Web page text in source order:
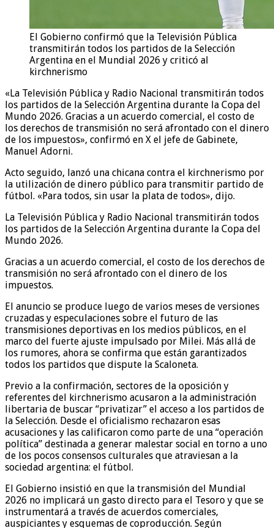
El Gobierno confirmó que la Televisión Pública
transmitirán todos los partidos de la Selección
Argentina en el Mundial 2026 y criticó al
kirchnerismo
«La Televisión Pública y Radio Nacional transmitirán todos
los partidos de la Selección Argentina durante la Copa del
Mundo 2026. Gracias a un acuerdo comercial, el costo de
los derechos de transmisión no será afrontado con el dinero
de los impuestos», confirmó en X el jefe de Gabinete,
Manuel Adorni.
Acto seguido, lanzó una chicana contra el kirchnerismo por
la utilización de dinero público para transmitir partido de
fútbol. «Para todos, sin usar la plata de todos», dijo.
La Televisión Pública y Radio Nacional transmitirán todos
los partidos de la Selección Argentina durante la Copa del
Mundo 2026.
Gracias a un acuerdo comercial, el costo de los derechos de
transmisión no será afrontado con el dinero de los
impuestos.
El anuncio se produce luego de varios meses de versiones
cruzadas y especulaciones sobre el futuro de las
transmisiones deportivas en los medios públicos, en el
marco del fuerte ajuste impulsado por Milei. Más allá de
los rumores, ahora se confirma que están garantizados
todos los partidos que dispute la Scaloneta.
Previo a la confirmación, sectores de la oposición y
referentes del kirchnerismo acusaron a la administración
libertaria de buscar “privatizar” el acceso a los partidos de
la Selección. Desde el oficialismo rechazaron esas
acusaciones y las calificaron como parte de una “operación
política” destinada a generar malestar social en torno a uno
de los pocos consensos culturales que atraviesan a la
sociedad argentina: el fútbol.
El Gobierno insistió en que la transmisión del Mundial
2026 no implicará un gasto directo para el Tesoro y que se
instrumentará a través de acuerdos comerciales,
auspiciantes y esquemas de coproducción. Según